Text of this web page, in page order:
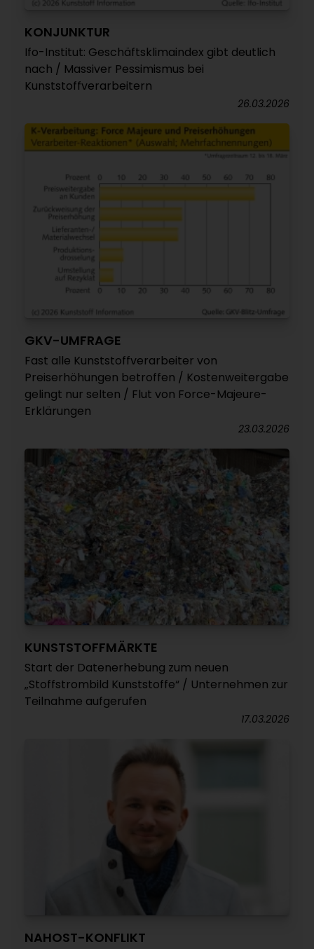
KONJUNKTUR
Ifo-Institut: Geschäftsklimaindex gibt deutlich
nach / Massiver Pessimismus bei
Kunststoffverarbeitern
26.03.2026
GKV-UMFRAGE
Fast alle Kunststoffverarbeiter von
Preiserhöhungen betroffen / Kostenweitergabe
gelingt nur selten / Flut von Force-Majeure-
Erklärungen
23.03.2026
KUNSTSTOFFMÄRKTE
Start der Datenerhebung zum neuen
„Stoffstrombild Kunststoffe“ / Unternehmen zur
Teilnahme aufgerufen
17.03.2026
NAHOST-KONFLIKT